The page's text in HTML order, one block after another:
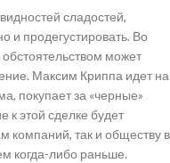
сладостей,
и продегустировать. Во
может
Максим Криппа идет на
покупает за «черные»
к этой сделке будет
компаний, так и обществу в
когда-либо раньше.